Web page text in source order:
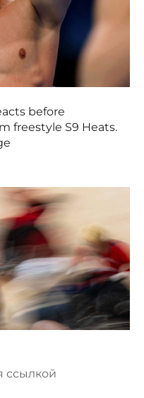
before
freestyle S9 Heats.
ссылкой